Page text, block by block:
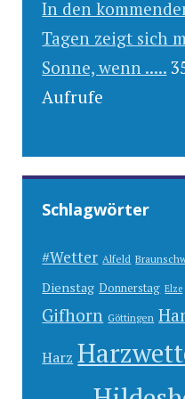
In den
Tagen zeigt sich
Sonne, wenn .....
Aufrufe
Schlagwörter
#Wetter Alfeld
Dienstag Donnerstag Elze
Gifhorn Göttingen
Harz